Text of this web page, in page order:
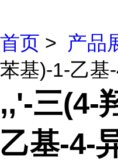
首页 > 产品
苯基)-1-乙基
,,'-三(4-
乙基-4-